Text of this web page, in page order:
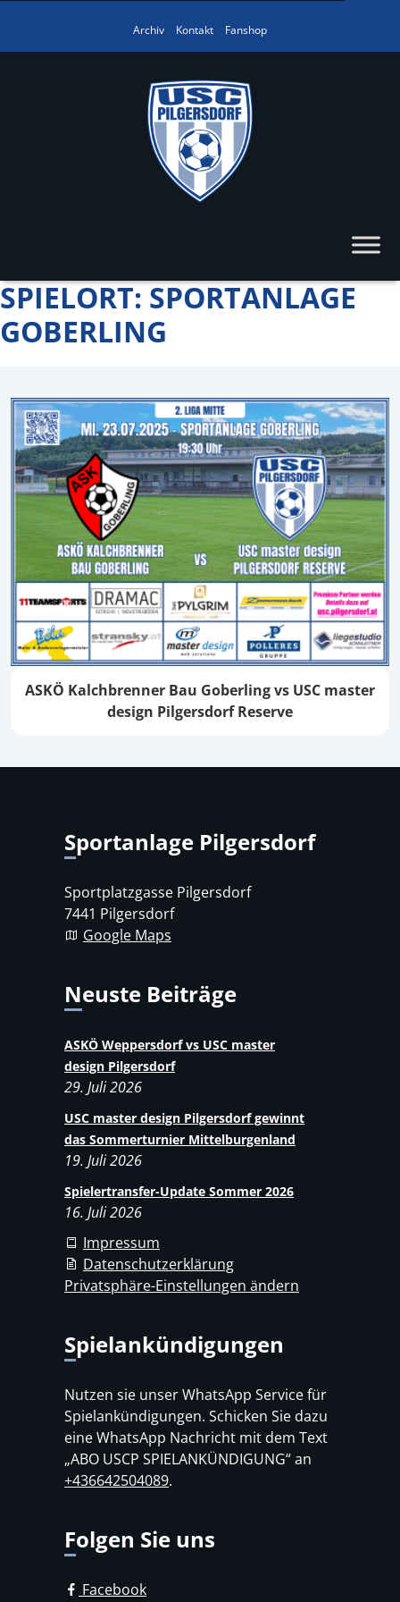
Archiv Kontakt Fanshop
SPIELORT: SPORTANLAGE
GOBERLING
ASKÖ Kalchbrenner Bau Goberling vs USC master
design Pilgersdorf Reserve
Sportanlage Pilgersdorf
Sportplatzgasse Pilgersdorf
7441 Pilgersdorf
Google Maps
Neuste Beiträge
ASKÖ Weppersdorf vs USC master
design Pilgersdorf
29. Juli 2026
USC master design Pilgersdorf gewinnt
das Sommerturnier Mittelburgenland
19. Juli 2026
Spielertransfer-Update Sommer 2026
16. Juli 2026
Impressum
Datenschutzerklärung
Privatsphäre-Einstellungen ändern
Spielankündigungen
Nutzen sie unser WhatsApp Service für
Spielankündigungen. Schicken Sie dazu
eine WhatsApp Nachricht mit dem Text
„ABO USCP SPIELANKÜNDIGUNG“ an
+436642504089.
Folgen Sie uns
Facebook